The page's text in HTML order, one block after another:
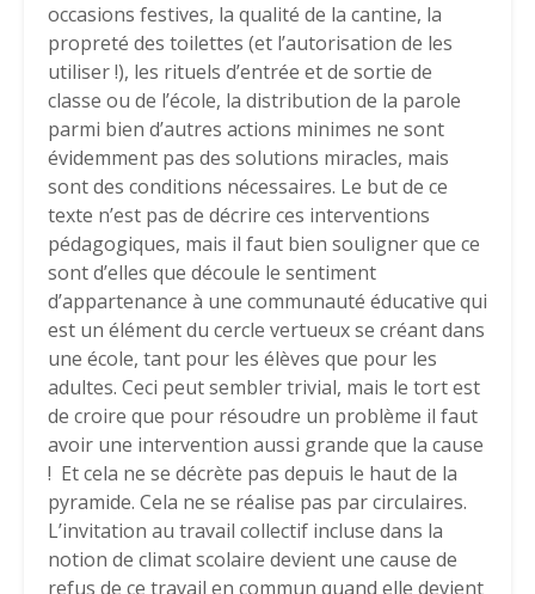
occasions festives, la qualité de la cantine, la
propreté des toilettes (et l’autorisation de les
utiliser !), les rituels d’entrée et de sortie de
classe ou de l’école, la distribution de la parole
parmi bien d’autres actions minimes ne sont
évidemment pas des solutions miracles, mais
sont des conditions nécessaires. Le but de ce
texte n’est pas de décrire ces interventions
pédagogiques, mais il faut bien souligner que ce
sont d’elles que découle le sentiment
d’appartenance à une communauté éducative qui
est un élément du cercle vertueux se créant dans
une école, tant pour les élèves que pour les
adultes. Ceci peut sembler trivial, mais le tort est
de croire que pour résoudre un problème il faut
avoir une intervention aussi grande que la cause
! Et cela ne se décrète pas depuis le haut de la
pyramide. Cela ne se réalise pas par circulaires.
L’invitation au travail collectif incluse dans la
notion de climat scolaire devient une cause de
refus de ce travail en commun quand elle devient